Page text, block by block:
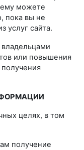
можете
пока вы не
услуг сайта.
или повышения
целях, в том
получение